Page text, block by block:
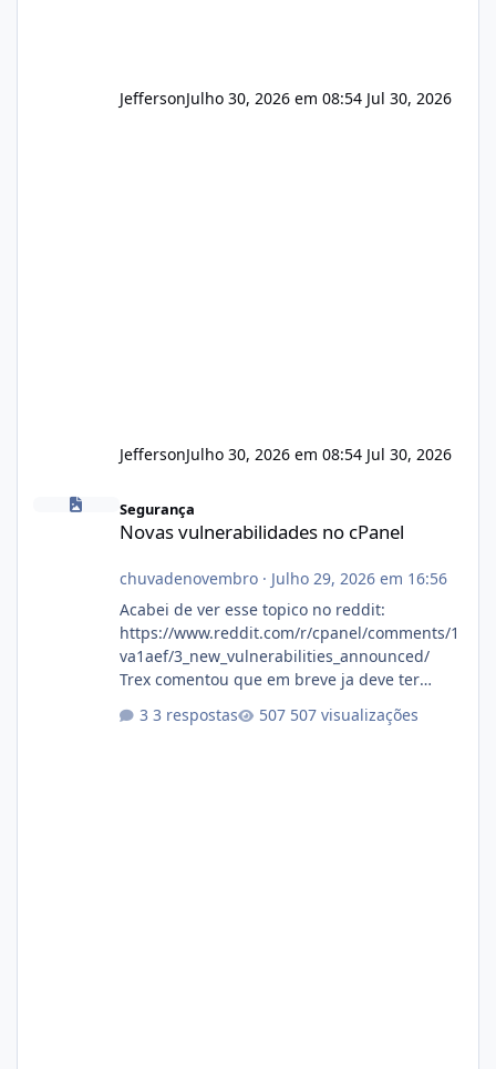
JeffersonJulho 30, 2026 em 08:54 Jul 30, 2026
JeffersonJulho 30, 2026 em 08:54 Jul 30, 2026
Novas vulnerabilidades no cPanel
Segurança
Novas vulnerabilidades no cPanel
chuvadenovembro· Julho 29, 2026 em 16:56
Acabei de ver esse topico no reddit:
https://www.reddit.com/r/cpanel/comments/1
va1aef/3_new_vulnerabilities_announced/
Trex comentou que em breve ja deve ter
3 respostas 507 visualizações